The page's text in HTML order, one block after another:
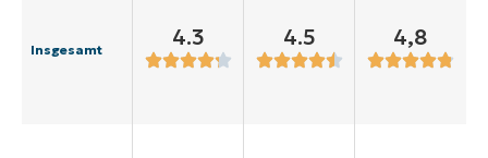
Insgesamt 4.3 4.5 4,8